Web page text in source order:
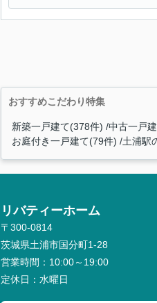
おすすめこだわり特集
新築一戸建て(378件) 中古一戸
お庭付き一戸建て(79件)
土浦駅
リバティーホーム
〒300-0814
茨城県土浦市国分町1-28
営業時間： 10:00～19:00
定休日： 水曜日